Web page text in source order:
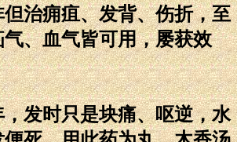
治痈疽、发背、伤折，至
、血气皆可用，屡获效
发时只是块痛、呕逆，水